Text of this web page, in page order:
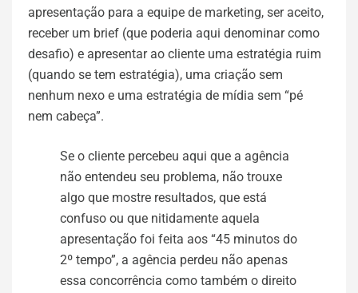
apresentação para a equipe de marketing, ser aceito,
receber um brief (que poderia aqui denominar como
desafio) e apresentar ao cliente uma estratégia ruim
(quando se tem estratégia), uma criação sem
nenhum nexo e uma estratégia de mídia sem “pé
nem cabeça”.
Se o cliente percebeu aqui que a agência
não entendeu seu problema, não trouxe
algo que mostre resultados, que está
confuso ou que nitidamente aquela
apresentação foi feita aos “45 minutos do
2º tempo”, a agência perdeu não apenas
essa concorrência como também o direito